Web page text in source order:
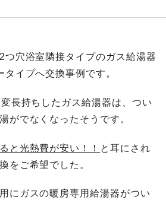
つ穴浴室隣接タイプのガス給湯器
イプへ交換事例です。
長持ちしたガス給湯器は、つい
がでなくなったそうです。
と光熱費が安い！！ と耳にされ
をご希望でした。
にガスの暖房専用給湯器がつい